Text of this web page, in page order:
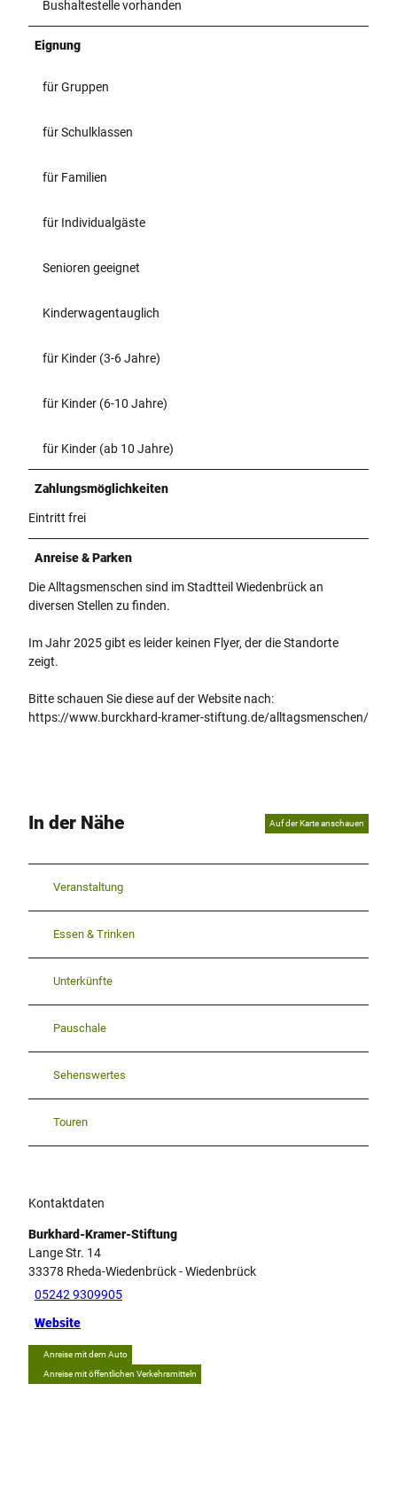
Bushaltestelle vorhanden
Eignung
für Gruppen
für Schulklassen
für Familien
für Individualgäste
Senioren geeignet
Kinderwagentauglich
für Kinder (3-6 Jahre)
für Kinder (6-10 Jahre)
für Kinder (ab 10 Jahre)
Zahlungsmöglichkeiten
Eintritt frei
Anreise & Parken
Die Alltagsmenschen sind im Stadtteil Wiedenbrück an
diversen Stellen zu finden.
Im Jahr 2025 gibt es leider keinen Flyer, der die Standorte
zeigt.
Bitte schauen Sie diese auf der Website nach:
https://www.burckhard-kramer-stiftung.de/alltagsmenschen/
In der Nähe Auf der Karte anschauen
Veranstaltung
Essen & Trinken
Unterkünfte
Pauschale
Sehenswertes
Touren
Kontaktdaten
Burkhard-Kramer-Stiftung
Lange Str. 14
33378 Rheda-Wiedenbrück- Wiedenbrück
05242 9309905
Website
Anreise mit dem Auto
Anreise mit öffentlichen Verkehrsmitteln